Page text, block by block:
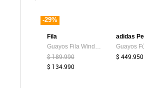
-29%
Fila
$ 189.990
$ 134.990
$ 449.950